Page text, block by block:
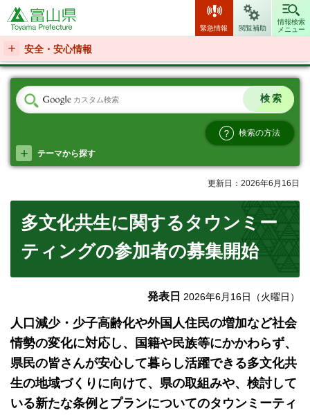
富山県
緊急情報 閲覧補助
情報検索
メニュー
安全・安心情報
検索の方法
テーマから探す
更新日：2026年6月16日
多文化共生に関するタウンミー
ティングの参加者の募集開始
発表日 2026年6月16日（火曜日）
人口減少・少子高齢化や外国人住民の増加など社会
情勢の変化に対応し、国籍や民族等にかかわらず、
県民の皆さんが安心して暮らし活躍できる多文化共
生の地域づくりに向けて、県の取組みや、検討して
いる新たな条例とプランについてのタウンミーティ